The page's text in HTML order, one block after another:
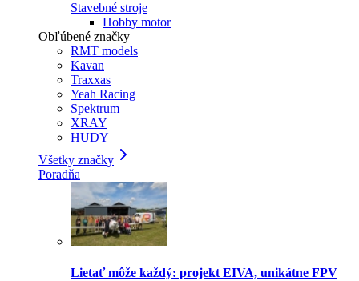
Stavebné stroje
Hobby motor
Obľúbené značky
RMT models
Kavan
Traxxas
Yeah Racing
Spektrum
XRAY
HUDY
Všetky značky
Poradňa
Lietať môže každý: projekt EIVA, unikátne FPV